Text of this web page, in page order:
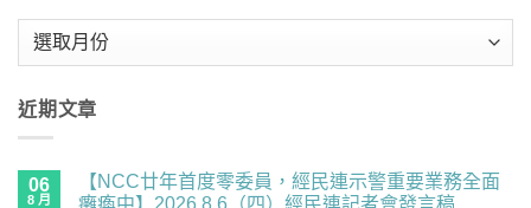
近期文章
06
8 月
【NCC廿年首度零委員，經民連示警重要業務全面